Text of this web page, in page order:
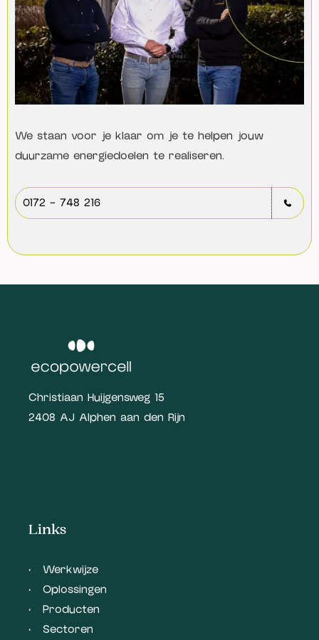
We staan voor je klaar om je te helpen jouw
duurzame energiedoelen te realiseren.
0172 - 748 216
Christiaan Huijgensweg 15
2408 AJ Alphen aan den Rijn
Links
Werkwijze
Oplossingen
Producten
Sectoren